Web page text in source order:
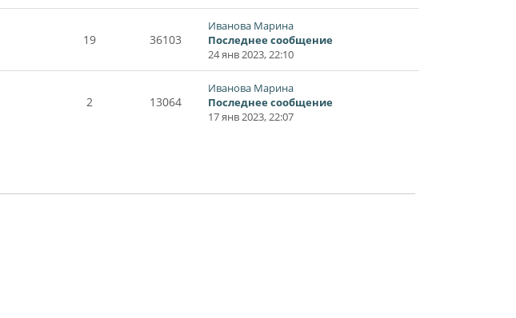
19 36103
Иванова Марина
Последнее сообщение
24 янв 2023, 22:10
2 13064
Иванова Марина
Последнее сообщение
17 янв 2023, 22:07